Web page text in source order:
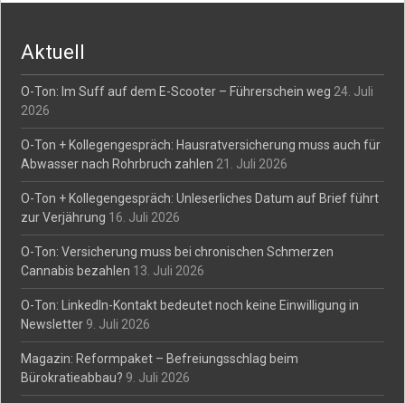
Aktuell
O-Ton: Im Suff auf dem E-Scooter – Führerschein weg 24. Juli
2026
O-Ton + Kollegengespräch: Hausratversicherung muss auch für
Abwasser nach Rohrbruch zahlen 21. Juli 2026
O-Ton + Kollegengespräch: Unleserliches Datum auf Brief führt
zur Verjährung 16. Juli 2026
O-Ton: Versicherung muss bei chronischen Schmerzen
Cannabis bezahlen 13. Juli 2026
O-Ton: LinkedIn-Kontakt bedeutet noch keine Einwilligung in
Newsletter 9. Juli 2026
Magazin: Reformpaket – Befreiungsschlag beim
Bürokratieabbau? 9. Juli 2026